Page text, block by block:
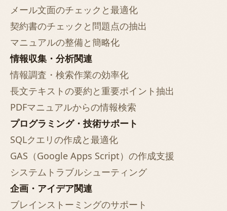
メール文面のチェックと最適化
契約書のチェックと問題点の抽出
マニュアルの整備と簡略化
情報収集・分析関連
情報調査・検索作業の効率化
長文テキストの要約と重要ポイント抽出
PDFマニュアルからの情報検索
プログラミング・技術サポート
SQLクエリの作成と最適化
GAS（Google Apps Script）の作成支援
システムトラブルシューティング
企画・アイデア関連
ブレインストーミングのサポート